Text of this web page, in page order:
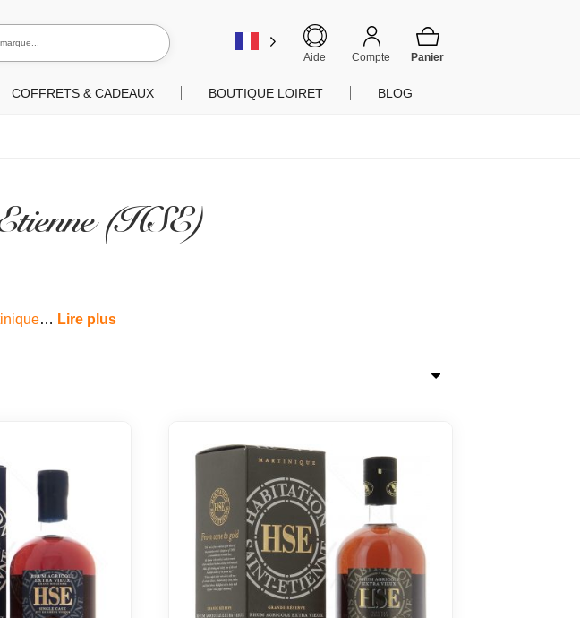
Aide Compte
Rechercher
COFFRETS & CADEAUX BOUTIQUE LOIRET BLOG
(HSE)
… Lire plus